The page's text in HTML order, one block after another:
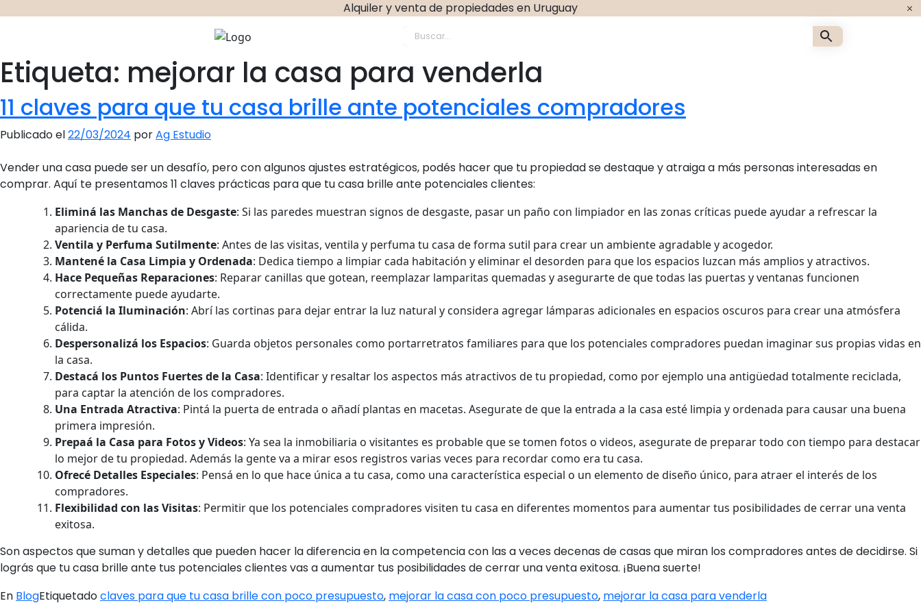
Alquiler y venta de propiedades en Uruguay
Agestudio Propiedades agentes inmobiliarias en
Etiqueta: mejorar la casa para venderla
11 claves para que tu casa brille ante potenciales compradores
Publicado el22/03/2024 porAg Estudio
Vender una casa puede ser un desafío, pero con algunos ajustes estratégicos, podés hacer que tu propiedad se destaque y atraiga a más personas interesadas en
comprar. Aquí te presentamos 11 claves prácticas para que tu casa brille ante potenciales clientes:
Eliminá las Manchas de Desgaste: Si las paredes muestran signos de desgaste, pasar un paño con limpiador en las zonas críticas puede ayudar a refrescar la
apariencia de tu casa.
Ventila y Perfuma Sutilmente: Antes de las visitas, ventila y perfuma tu casa de forma sutil para crear un ambiente agradable y acogedor.
Mantené la Casa Limpia y Ordenada: Dedica tiempo a limpiar cada habitación y eliminar el desorden para que los espacios luzcan más amplios y atractivos.
Hace Pequeñas Reparaciones: Reparar canillas que gotean, reemplazar lamparitas quemadas y asegurarte de que todas las puertas y ventanas funcionen
correctamente puede ayudarte.
Potenciá la Iluminación: Abrí las cortinas para dejar entrar la luz natural y considera agregar lámparas adicionales en espacios oscuros para crear una atmósfera
cálida.
Despersonalizá los Espacios: Guarda objetos personales como portarretratos familiares para que los potenciales compradores puedan imaginar sus propias vidas en
la casa.
Destacá los Puntos Fuertes de la Casa: Identificar y resaltar los aspectos más atractivos de tu propiedad, como por ejemplo una antigüedad totalmente reciclada,
para captar la atención de los compradores.
Una Entrada Atractiva: Pintá la puerta de entrada o añadí plantas en macetas. Asegurate de que la entrada a la casa esté limpia y ordenada para causar una buena
primera impresión.
Prepaá la Casa para Fotos y Videos: Ya sea la inmobiliaria o visitantes es probable que se tomen fotos o videos, asegurate de preparar todo con tiempo para destacar
lo mejor de tu propiedad. Además la gente va a mirar esos registros varias veces para recordar como era tu casa.
Ofrecé Detalles Especiales: Pensá en lo que hace única a tu casa, como una característica especial o un elemento de diseño único, para atraer el interés de los
compradores.
Flexibilidad con las Visitas: Permitir que los potenciales compradores visiten tu casa en diferentes momentos para aumentar tus posibilidades de cerrar una venta
exitosa.
Son aspectos que suman y detalles que pueden hacer la diferencia en la competencia con las a veces decenas de casas que miran los compradores antes de decidirse. Si
lográs que tu casa brille ante tus potenciales clientes vas a aumentar tus posibilidades de cerrar una venta exitosa. ¡Buena suerte!
En BlogEtiquetadoclaves para que tu casa brille con poco presupuesto, mejorar la casa con poco presupuesto, mejorar la casa para venderla
×
Tu carrito está vacío.